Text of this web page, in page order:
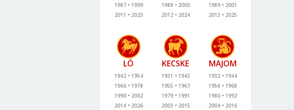
1987
1999
2011
2023
1988
2000
2012
2024
1989
2001
2013
2025
LÓ
1942
1954
1966
1978
1990
2002
2014
2026
KECSKE
1931
1943
1955
1967
1979
1991
2003
2015
MAJOM
1932
1944
1956
1968
1980
1992
2004
2016